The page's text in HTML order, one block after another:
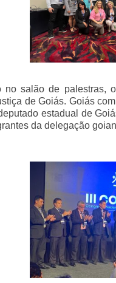
no salão de palestras,
de Goiás. Goiás
estadual de
da delegação